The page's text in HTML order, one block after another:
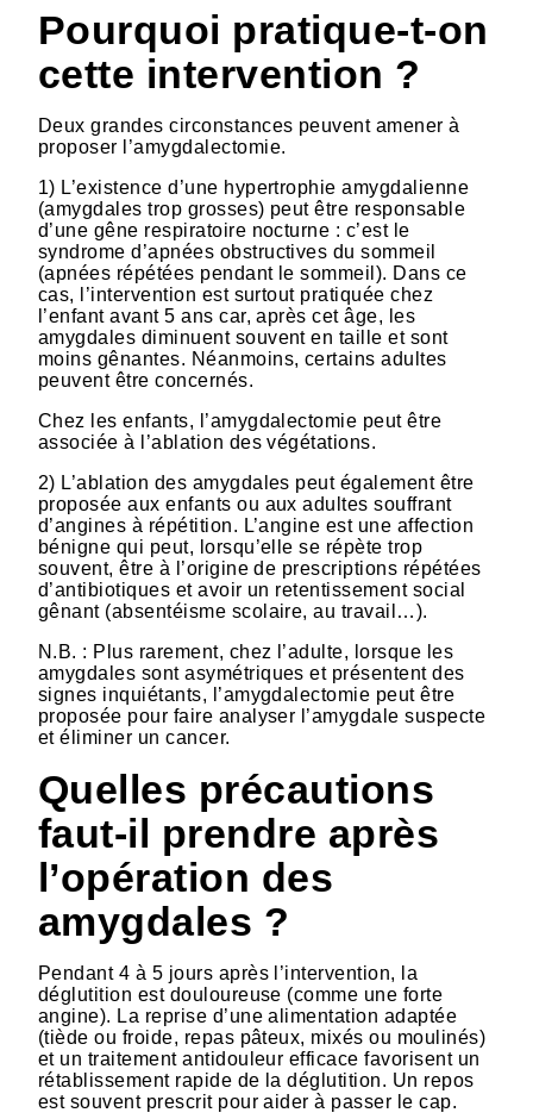
Pourquoi pratique-t-on
cette intervention ?
Deux grandes circonstances peuvent amener à
proposer l’amygdalectomie.
1) L’existence d’une hypertrophie amygdalienne
(amygdales trop grosses) peut être responsable
d’une gêne respiratoire nocturne : c’est le
syndrome d’apnées obstructives du sommeil
(apnées répétées pendant le sommeil). Dans ce
cas, l’intervention est surtout pratiquée chez
l’enfant avant 5 ans car, après cet âge, les
amygdales diminuent souvent en taille et sont
moins gênantes. Néanmoins, certains adultes
peuvent être concernés.
Chez les enfants, l’amygdalectomie peut être
associée à l’ablation des végétations.
2) L’ablation des amygdales peut également être
proposée aux enfants ou aux adultes souffrant
d’angines à répétition. L’angine est une affection
bénigne qui peut, lorsqu’elle se répète trop
souvent, être à l’origine de prescriptions répétées
d’antibiotiques et avoir un retentissement social
gênant (absentéisme scolaire, au travail…).
N.B. : Plus rarement, chez l’adulte, lorsque les
amygdales sont asymétriques et présentent des
signes inquiétants, l’amygdalectomie peut être
proposée pour faire analyser l’amygdale suspecte
et éliminer un cancer.
Quelles précautions
faut-il prendre après
l’opération des
amygdales ?
Pendant 4 à 5 jours après l’intervention, la
déglutition est douloureuse (comme une forte
angine). La reprise d’une alimentation adaptée
(tiède ou froide, repas pâteux, mixés ou moulinés)
et un traitement antidouleur efficace favorisent un
rétablissement rapide de la déglutition. Un repos
est souvent prescrit pour aider à passer le cap.